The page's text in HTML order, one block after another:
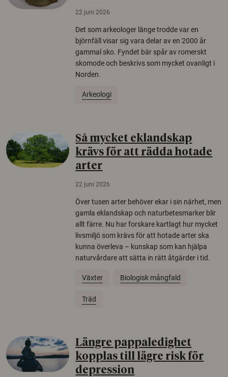
22 juni 2026
Det som arkeologer länge trodde var en
björnfäll visar sig vara delar av en 2000 år
gammal sko. Fyndet bär spår av romerskt
skomode och beskrivs som mycket ovanligt i
Norden.
Arkeologi
Så mycket eklandskap
krävs för att rädda hotade
arter
22 juni 2026
Över tusen arter behöver ekar i sin närhet, men
gamla eklandskap och naturbetesmarker blir
allt färre. Nu har forskare kartlagt hur mycket
livsmiljö som krävs för att hotade arter ska
kunna överleva – kunskap som kan hjälpa
naturvårdare att sätta in rätt åtgärder i tid.
Växter Biologisk mångfald
Träd
Längre pappaledighet
kopplas till lägre risk för
depression